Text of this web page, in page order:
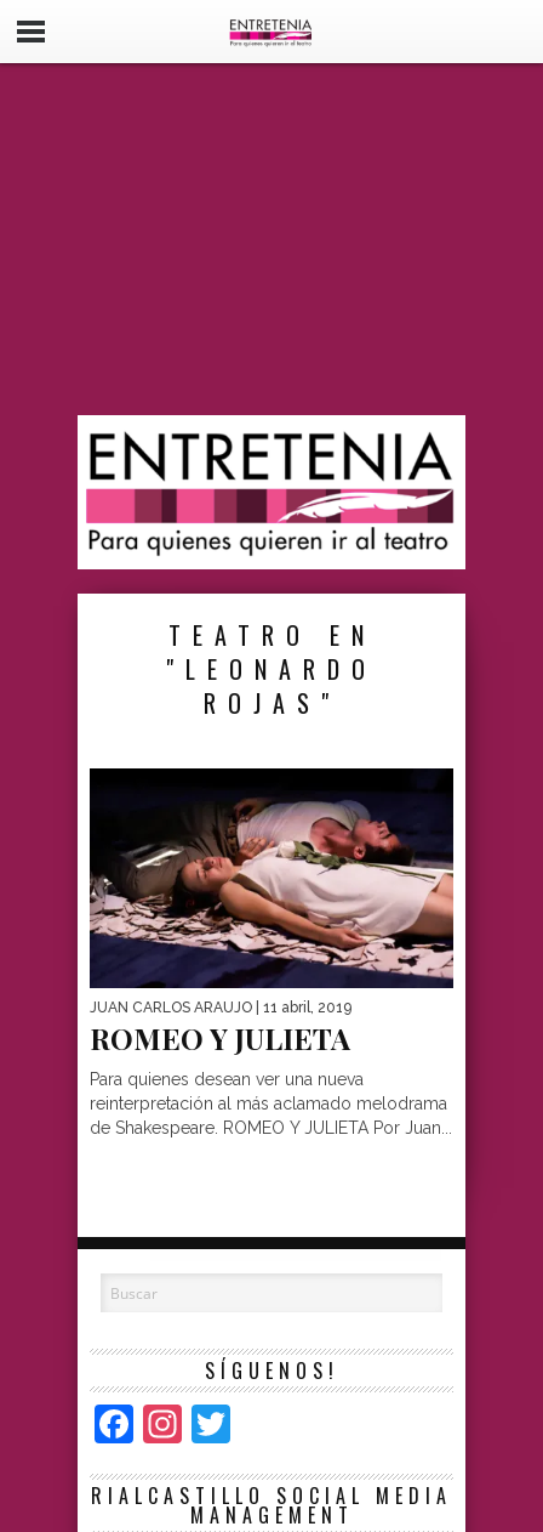
TEATRO EN
"LEONARDO
ROJAS"
JUAN CARLOS ARAUJO | 11 abril, 2019
ROMEO Y JULIETA
Para quienes desean ver una nueva
reinterpretación al más aclamado melodrama
de Shakespeare. ROMEO Y JULIETA Por Juan...
SÍGUENOS!
Facebook
Instagram
RIALCASTILLO SOCIAL MEDIA
MANAGEMENT